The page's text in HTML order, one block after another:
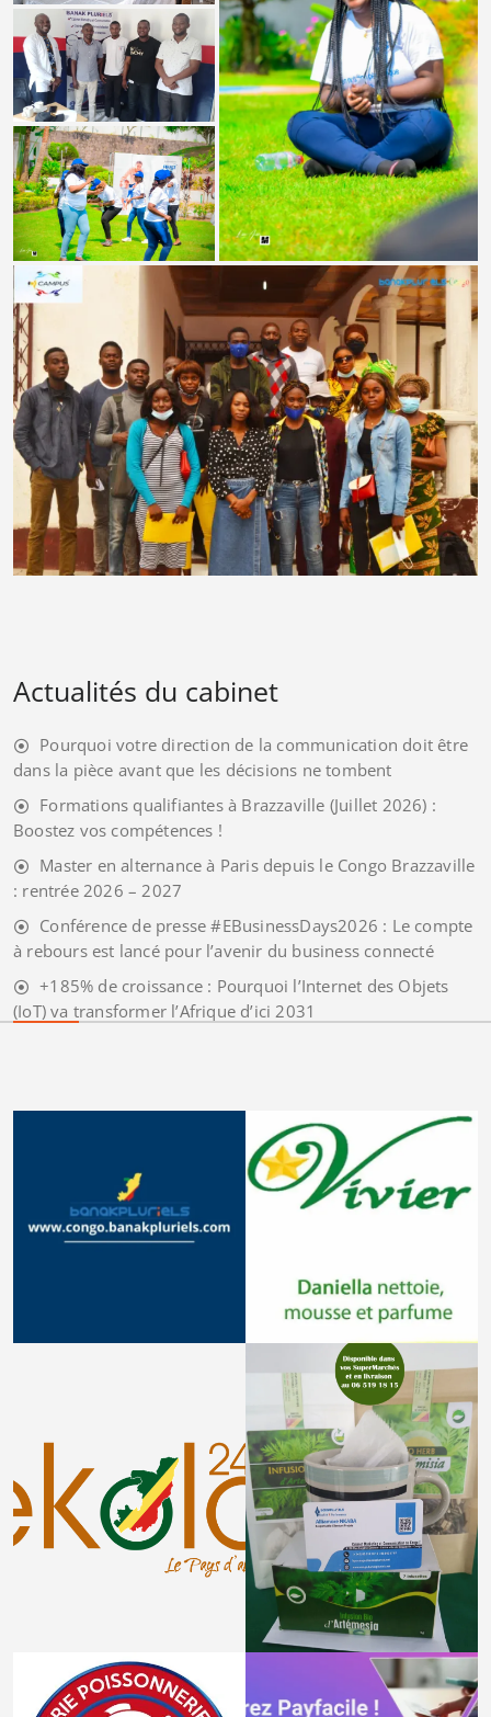
Actualités du cabinet
Pourquoi votre direction de la communication doit être
dans la pièce avant que les décisions ne tombent
Formations qualifiantes à Brazzaville (Juillet 2026) :
Boostez vos compétences !
Master en alternance à Paris depuis le Congo Brazzaville
: rentrée 2026 – 2027
Conférence de presse #EBusinessDays2026 : Le compte
à rebours est lancé pour l’avenir du business connecté
+185% de croissance : Pourquoi l’Internet des Objets
(IoT) va transformer l’Afrique d’ici 2031